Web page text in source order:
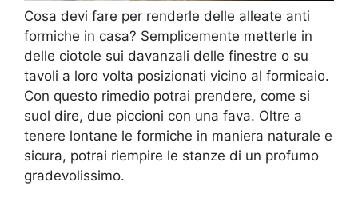
Cosa devi fare per renderle delle alleate anti
formiche in casa? Semplicemente metterle in
delle ciotole sui davanzali delle finestre o su
tavoli a loro volta posizionati vicino al formicaio.
Con questo rimedio potrai prendere, come si
suol dire, due piccioni con una fava. Oltre a
tenere lontane le formiche in maniera naturale e
sicura, potrai riempire le stanze di un profumo
gradevolissimo.